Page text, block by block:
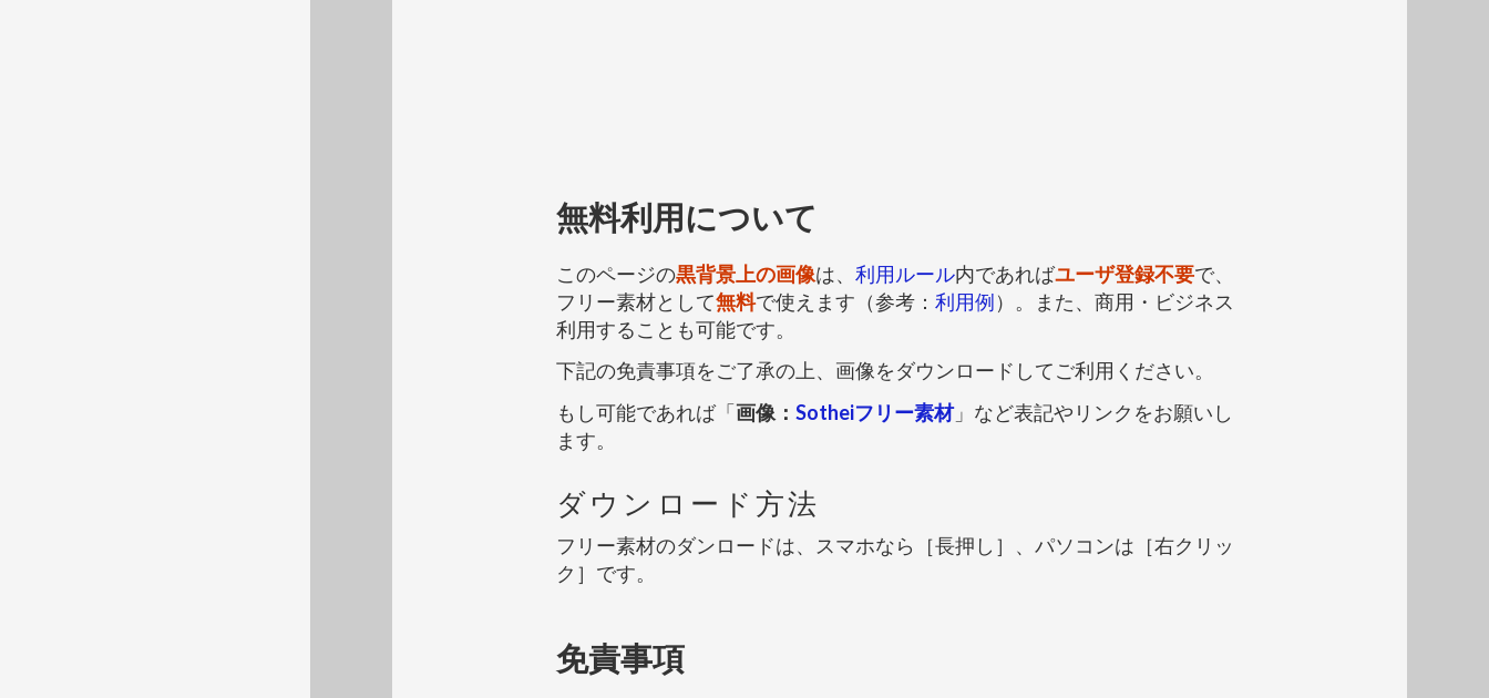
無料利用について
このページの黒背景上の画像は、 利用ルール内であればユーザ登録不要で、
フリー素材として無料で使えます（参考： 利用例）。また、商用・ビジネス
利用することも可能です。
下記の免責事項をご了承の上、画像をダウンロードしてご利用ください。
もし可能であれば「画像： Sotheiフリー素材」など表記やリンクをお願いし
ます。
ダウンロード方法
フリー素材のダンロードは、スマホなら［長押し］、パソコンは［右クリッ
ク］です。
免責事項